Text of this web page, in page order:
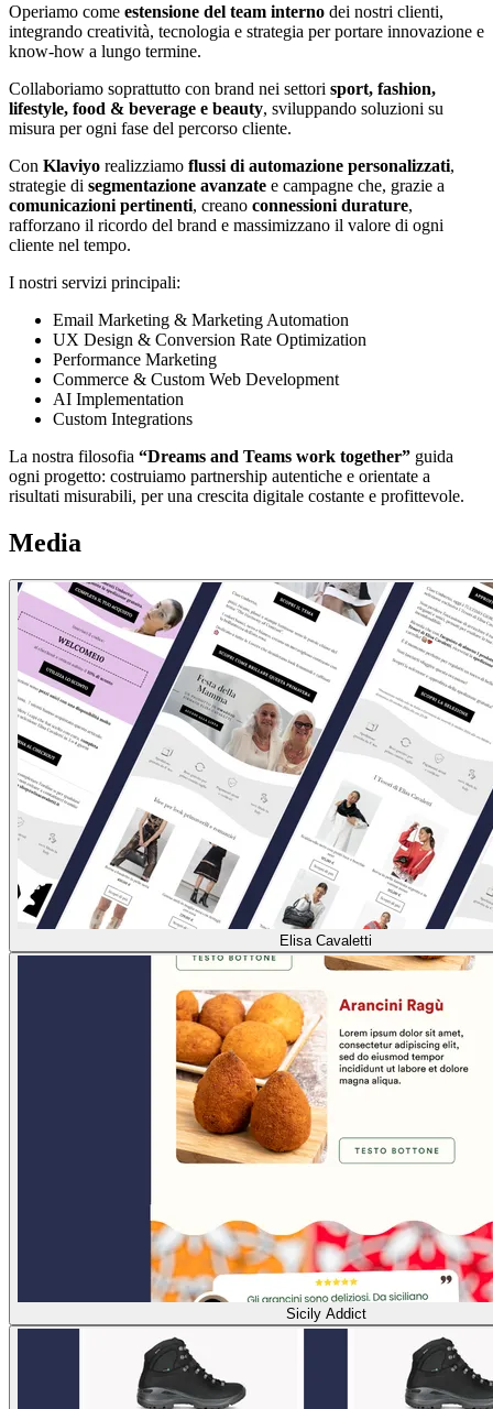
Operiamo come estensione del team interno dei nostri clienti,
integrando creatività, tecnologia e strategia per portare innovazione e
know-how a lungo termine.
Collaboriamo soprattutto con brand nei settori sport, fashion,
lifestyle, food & beverage e beauty, sviluppando soluzioni su
misura per ogni fase del percorso cliente.
Con Klaviyo realizziamo flussi di automazione personalizzati,
strategie di segmentazione avanzate e campagne che, grazie a
comunicazioni pertinenti, creano connessioni durature,
rafforzano il ricordo del brand e massimizzano il valore di ogni
cliente nel tempo.
I nostri servizi principali:
Email Marketing & Marketing Automation
UX Design & Conversion Rate Optimization
Performance Marketing
Commerce & Custom Web Development
AI Implementation
Custom Integrations
La nostra filosofia “Dreams and Teams work together” guida
ogni progetto: costruiamo partnership autentiche e orientate a
risultati misurabili, per una crescita digitale costante e profittevole.
Media
Elisa Cavaletti
Sicily Addict